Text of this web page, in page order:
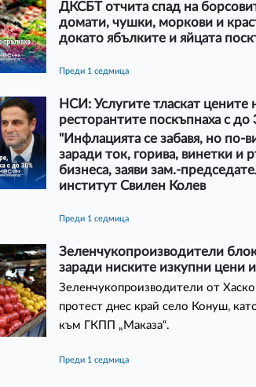
ДКСБТ отчита спад на
домати, чушки, моркови и
докато ябълките и яйцата
преди 1 седмица
НСИ: Услугите тласкат цените
ресторантите поскъпнаха с до
"Инфлацията се забавя, но по-
заради ток, горива, винетки и
бизнеса, заяви зам.-
институт Свилен Колев
преди 1 седмица
Зеленчукопроизводители
заради ниските изкупни цени
Зеленчукопроизводители от
протест днес край село Конуш,
към ГКПП „Маказа“.
преди 1 седмица